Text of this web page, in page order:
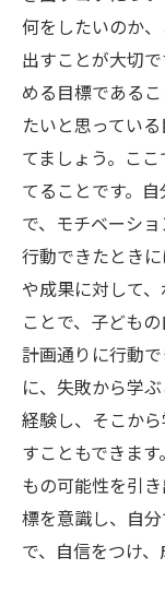
何をしたいのか
出すことが大切
める目標である
たいと思ってい
てましょう。こ
てることです。
で、モチベーシ
行動できたとき
や成果に対して
ことで、子ども
計画通りに行動
に、失敗から学
経験し、そこか
すこともできま
もの可能性を引
標を意識し、自
で、自信をつけ、